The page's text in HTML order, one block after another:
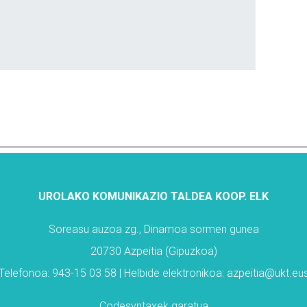
UROLAKO KOMUNIKAZIO TALDEA KOOP. ELK
Soreasu auzoa zg., Dinamoa sormen gunea
20730 Azpeitia (Gipuzkoa)
943-15 03 58 | Helbide elektronikoa: